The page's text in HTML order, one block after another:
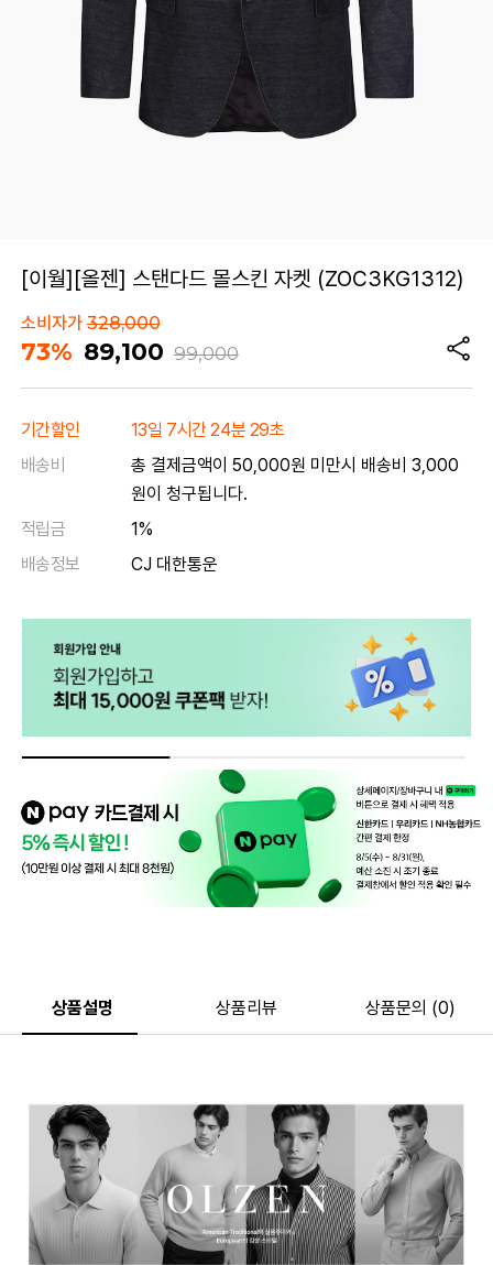
[이월][올젠] 스탠다드 몰스킨 자켓 (ZOC3KG1312)
소비자가328,000
73% 89,100 99,000
기간할인
13일 7시간 24분 29초
배송비
총 결제금액이 50,000원 미만시 배송비 3,000
원이 청구됩니다.
적립금
1%
배송정보
CJ 대한통운
상품설명 상품리뷰 상품문의 (0)